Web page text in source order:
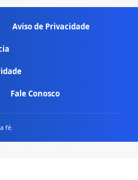
Aviso de Privacidade
Fale Conosco
fé.